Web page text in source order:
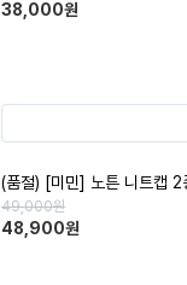
38,000원
(품절) [미민] 노튼 니트캡 2
49,000원
48,900원